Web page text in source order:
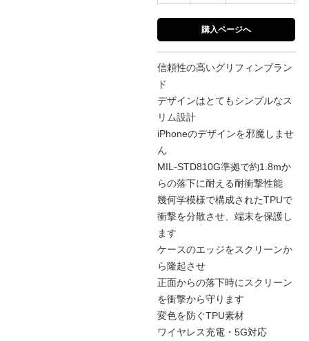
購入ページへ
信頼性の高いグリフィンブラン
ド
デザインはとてもシンプルなス
リム設計
iPhoneのデザインを邪魔しませ
ん
MIL-STD810G準拠で約1.8mか
らの落下に耐える耐衝撃性能
幾何学模様で構成されたTPUで
衝撃を分散させ、端末を保護し
ます
ケースのエッジをスクリーンか
ら隆起させ
正面からの落下時にスクリーン
を衝撃から守ります
変色を防ぐTPU素材
ワイヤレス充電・5G対応